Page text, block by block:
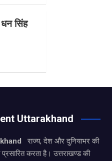
धन सिंह
Uttarakhand
राज्य, देश और दुनियाभर की
करता है। उत्तराखण्ड की